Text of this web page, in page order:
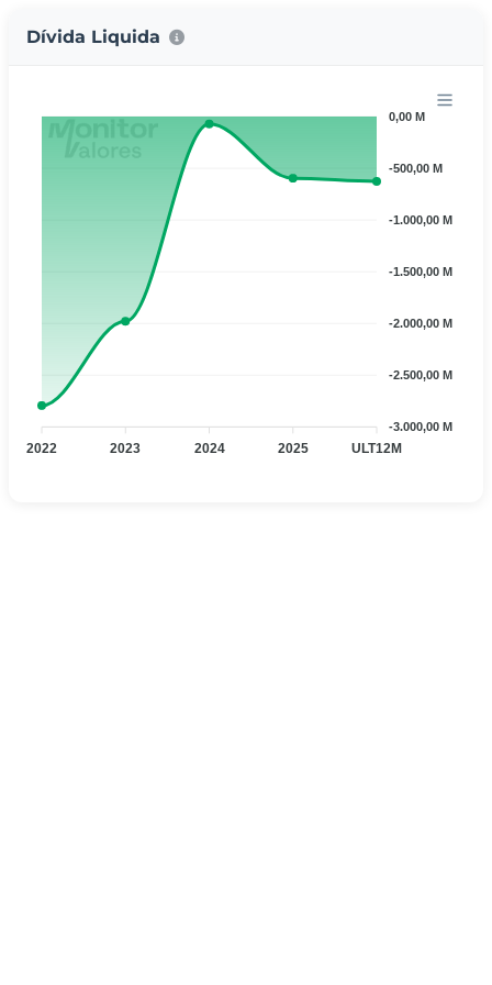
Dívida Liquida
0,00 M
-500,00 M
-1.000,00 M
-1.500,00 M
-2.000,00 M
-2.500,00 M
-3.000,00 M
2022 2023 2024 2025 ULT12M